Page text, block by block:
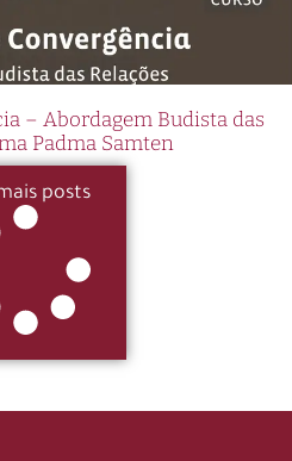
– Abordagem Budista das
Padma Samten
posts